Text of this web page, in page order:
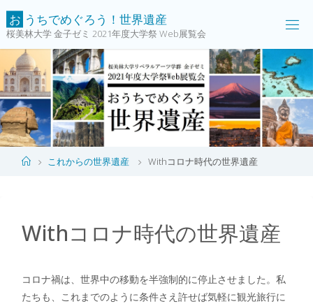
コ
ン
テ
ツ
へ
ス
キ
ッ
お う ちでめ ぐろ う ！ 世界遺産
桜美林大学 金子ゼミ 2021年度大学祭 Web展覧会
ホ
これからの世界遺産 Withコロナ時代の世界遺産
Withコロナ時代の世界遺産
コロナ禍は、世界中の移動を半強制的に停止させました。私
たちも、これまでのように条件さえ許せば気軽に観光旅行に